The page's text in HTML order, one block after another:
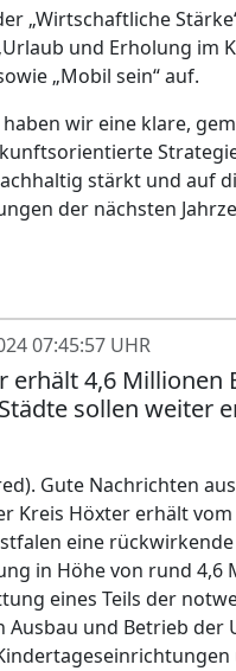
„Wirtschaftliche
und Erholung im
„Mobil sein“ auf.
haben wir eine klare,
stärkt und auf
der nächsten
07:45:57 UHR
erhält 4,6 Millionen
sollen weiter
Gute Nachrichten aus
Kreis Höxter erhält vom
eine rückwirkende
in Höhe von rund 4,6
eines Teils der
Ausbau und Betrieb der